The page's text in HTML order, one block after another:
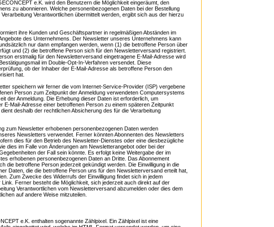
e.K. wird den Benutzern die Möglichkeit eingeräumt, den
zu abonnieren. Welche personenbezogenen Daten bei der Bestellung
Verantwortlichen übermittelt werden, ergibt sich aus der hierzu
ihre Kunden und Geschäftspartner in regelmäßigen Abständen im
des Unternehmens. Der Newsletter unseres Unternehmens kann
nur dann empfangen werden, wenn (1) die betroffene Person über
und (2) die betroffene Person sich für den Newsletterversand registriert.
erstmalig für den Newsletterversand eingetragene E-Mail-Adresse wird
im Double-Opt-In-Verfahren versendet. Diese
ob der Inhaber der E-Mail-Adresse als betroffene Person den
hat.
speichern wir ferner die vom Internet-Service-Provider (ISP) vergebene
Person zum Zeitpunkt der Anmeldung verwendeten Computersystems
der Anmeldung. Die Erhebung dieser Daten ist erforderlich, um
E-Mail-Adresse einer betroffenen Person zu einem späteren Zeitpunkt
deshalb der rechtlichen Absicherung des für die Verarbeitung
zum Newsletter erhobenen personenbezogenen Daten werden
Newsletters verwendet. Ferner könnten Abonnenten des Newsletters
dies für den Betrieb des Newsletter-Dienstes oder eine diesbezügliche
dies im Falle von Änderungen am Newsletterangebot oder bei der
der Fall sein könnte. Es erfolgt keine Weitergabe der im
erhobenen personenbezogenen Daten an Dritte. Das Abonnement
die betroffene Person jederzeit gekündigt werden. Die Einwilligung in die
Daten, die die betroffene Person uns für den Newsletterversand erteilt hat,
Zum Zwecke des Widerrufs der Einwilligung findet sich in jedem
Ferner besteht die Möglichkeit, sich jederzeit auch direkt auf der
Verantwortlichen vom Newsletterversand abzumelden oder dies dem
auf andere Weise mitzuteilen.
e.K. enthalten sogenannte Zählpixel. Ein Zählpixel ist eine